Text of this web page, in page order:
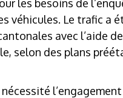
les besoins de
véhicules. Le trafic a
avec l’aide
selon des plans
l’engagement